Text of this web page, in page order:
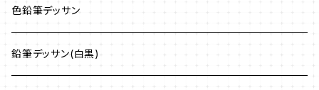
国立ぶらつき散歩
色鉛筆デッサン
鉛筆デッサン(白黒)